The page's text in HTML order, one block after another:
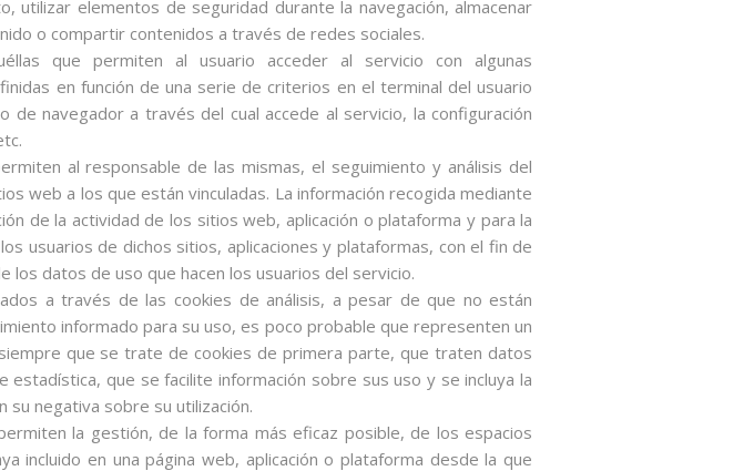
utilizar elementos de seguridad durante la navegación, almacenar
o compartir contenidos a través de redes sociales.
que permiten al usuario acceder al servicio con algunas
en función de una serie de criterios en el terminal del usuario
navegador a través del cual accede al servicio, la configuración
al responsable de las mismas, el seguimiento y análisis del
web a los que están vinculadas. La información recogida mediante
de la actividad de los sitios web, aplicación o plataforma y para la
usuarios de dichos sitios, aplicaciones y plataformas, con el fin de
los datos de uso que hacen los usuarios del servicio.
a través de las cookies de análisis, a pesar de que no están
informado para su uso, es poco probable que representen un
que se trate de cookies de primera parte, que traten datos
estadística, que se facilite información sobre sus uso y se incluya la
su negativa sobre su utilización.
la gestión, de la forma más eficaz posible, de los espacios
incluido en una página web, aplicación o plataforma desde la que